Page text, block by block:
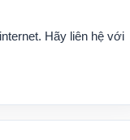
Hãy liên hệ với